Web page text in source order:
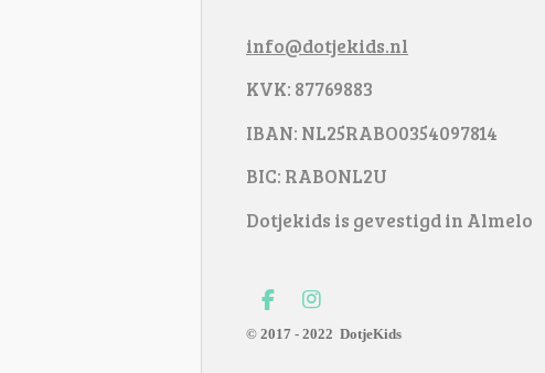
info@dotjekids.nl
KVK: 87769883
IBAN: NL25RABO0354097814
BIC: RABONL2U
Dotjekids is gevestigd in Almelo
F
a
I
n
© 2017 - 2022 DotjeKids